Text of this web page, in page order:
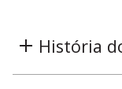
História